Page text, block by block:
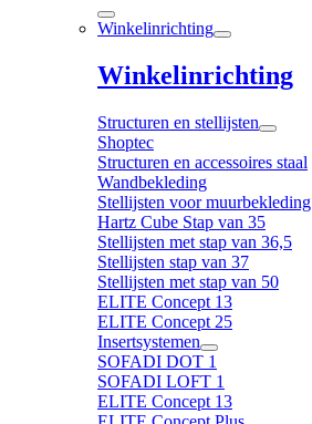
Winkelinrichting
Winkelinrichting
Structuren en stellijsten
Shoptec
Structuren en accessoires staal
Wandbekleding
Stellijsten voor muurbekleding
Hartz Cube Stap van 35
Stellijsten met stap van 36,5
Stellijsten stap van 37
Stellijsten met stap van 50
ELITE Concept 13
ELITE Concept 25
Insertsystemen
SOFADI DOT 1
SOFADI LOFT 1
ELITE Concept 13